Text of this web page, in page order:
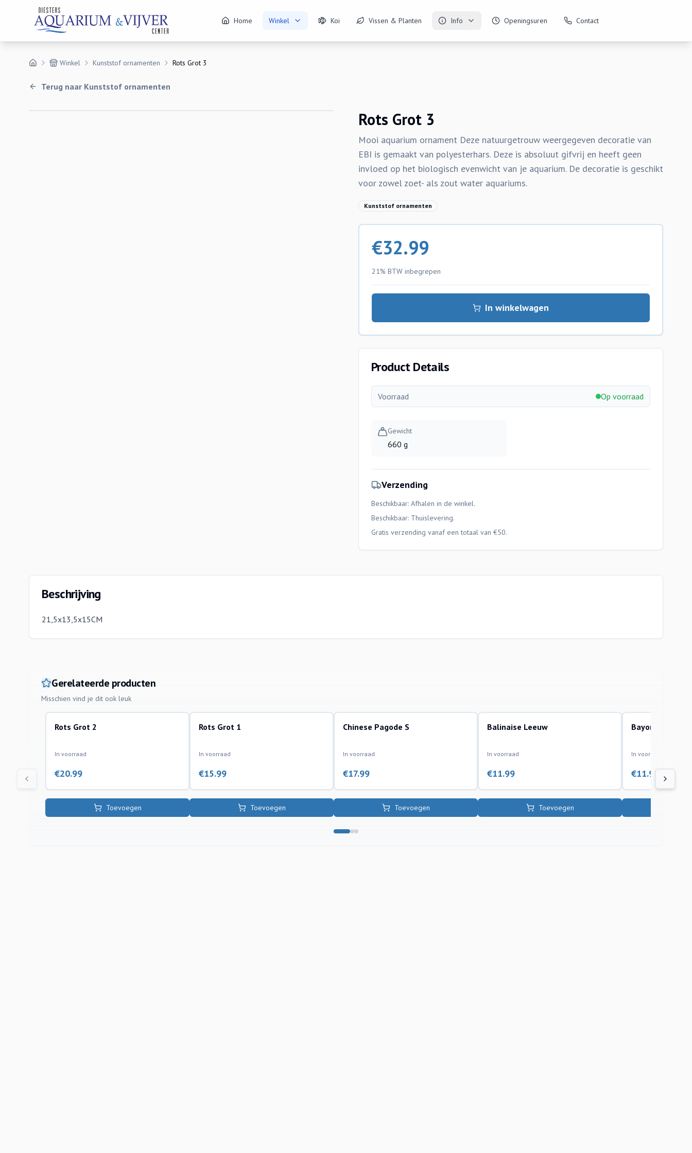
Home Winkel Koi Vissen & Planten Info Openingsuren Contact
Winkel Kunststof ornamenten Rots Grot 3
Terug naar Kunststof ornamenten
Rots Grot 3
Mooi aquarium ornament Deze natuurgetrouw weergegeven decoratie van
EBI is gemaakt van polyesterhars. Deze is absoluut gifvrij en heeft geen
invloed op het biologisch evenwicht van je aquarium. De decoratie is geschikt
voor zowel zoet- als zout water aquariums.
Kunststof ornamenten
€32.99
21% BTW inbegrepen
In winkelwagen
Product Details
Voorraad Op voorraad
Gewicht
660 g
Verzending
Beschikbaar: Afhalen in de winkel.
Beschikbaar: Thuislevering.
Gratis verzending vanaf een totaal van €50.
Beschrijving
21,5x13,5x15CM
Gerelateerde producten
Misschien vind je dit ook leuk
kunststof ornamenten
Rots Grot 2
In voorraad
€20.99
Toevoegen
kunststof ornamenten
Rots Grot 1
In voorraad
€15.99
Toevoegen
kunststof ornamenten
Chinese Pagode S
In voorraad
€17.99
Toevoegen
kunststof ornamenten
Balinaise Leeuw
In voorraad
€11.99
Toevoegen
kunststof ornamenten
Bayon Buddha 2
In voorraad
€11.99